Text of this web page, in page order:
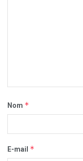
Nom *
E-mail *